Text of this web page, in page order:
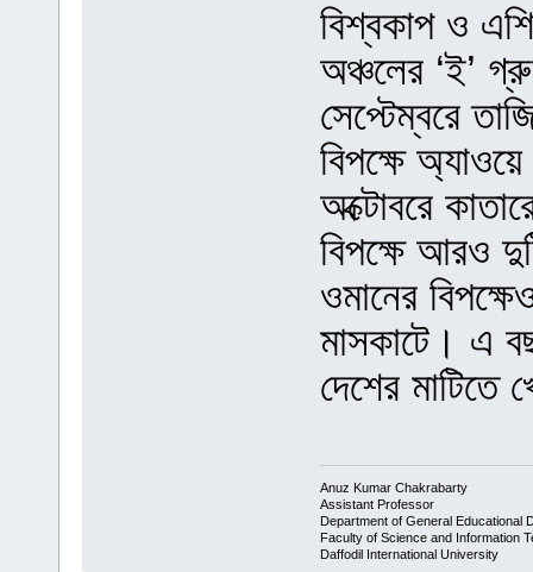
বিশ্বকাপ ও
অঞ্চলের ‘ই’
সেপ্টেম্বরে
বিপক্ষে
অক্টোবরে
বিপক্ষে আরও
ওমানের
মাসকাটে। এ
দেশের মাটিতে
Anuz Kumar Chakrabarty
Assistant Professor
Department of General Educational
Faculty of Science and Information
Daffodil International University